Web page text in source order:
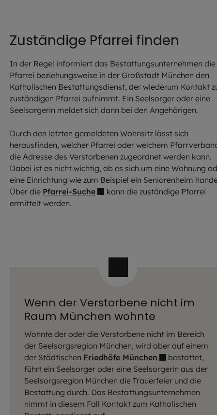
Zuständige Pfarrei finden
In der Regel informiert das Bestattungsunternehmen die
Pfarrei beziehungsweise in der Großstadt München den
Katholischen Bestattungsdienst, der wiederum Kontakt
zuständigen Pfarrei aufnimmt. Ein Seelsorger oder eine
Seelsorgerin meldet sich dann bei den Angehörigen.
Durch den letzten gemeldeten Wohnsitz lässt sich
herausfinden, welcher Pfarrei oder welchem
die Adresse des Verstorbenen zugeordnet werden kann.
Dabei ist es nicht wichtig, ob es sich um eine Wohnung
eine Einrichtung wie zum Beispiel ein Seniorenheim
Über die Pfarrei-Suche
kann die zuständige Pfarrei
ermittelt werden.
Wenn der Verstorbene nicht im
Raum München wohnte
Wohnte der oder die Verstorbene nicht im Bereich
der Seelsorgsregion München, wird aber auf einem
der Städtischen Friedhöfe München
bestattet,
führt ein Seelsorger oder eine Seelsorgerin aus der
Seelsorgsregion München die Trauerfeier und die
Bestattung durch. Das Bestattungsunternehmen
nimmt in diesem Fall Kontakt zum Katholischen